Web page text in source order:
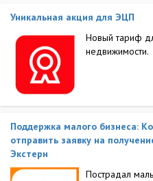
Уникальная акция для ЭЦП
Новый тариф
недвижимости.
Поддержка малого бизнеса:
отправить заявку на
Экстерн
Пострадал